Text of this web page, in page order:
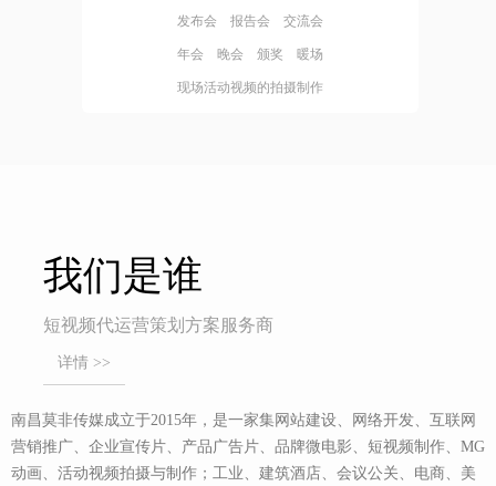
发布会 报告会 交流会
年会 晚会 颁奖 暖场
现场活动视频的拍摄制作
我们是谁
短视频代运营策划方案服务商
详情 >>
南昌莫非传媒成立于2015年，是一家集网站建设、网络开发、互联网
营销推广、企业宣传片、产品广告片、品牌微电影、短视频制作、MG
动画、活动视频拍摄与制作；工业、建筑酒店、会议公关、电商、美